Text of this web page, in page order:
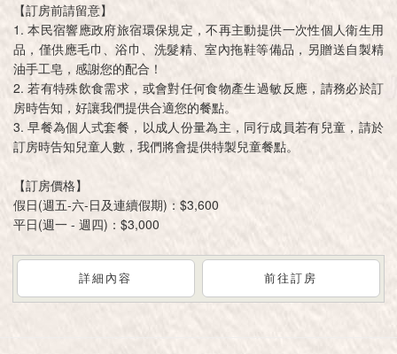
【訂房前請留意】
1. 本民宿響應政府旅宿環保規定，不再主動提供一次性個人衛生用
品，僅供應毛巾、浴巾、洗髮精、室內拖鞋等備品，另贈送自製精
油手工皂，感謝您的配合！
2. 若有特殊飲食需求，或會對任何食物產生過敏反應，請務必於訂
房時告知，好讓我們提供合適您的餐點。
3. 早餐為個人式套餐，以成人份量為主，同行成員若有兒童，請於
訂房時告知兒童人數，我們將會提供特製兒童餐點。
【訂房價格】
假日(週五-六-日及連續假期)：$3,600
平日(週一 - 週四)：$3,000
詳細內容 前往訂房